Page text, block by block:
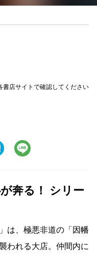
書店サイトで確認してください
奔る！ シリー
は、極悪非道の「因幡
われる大店。仲間内に